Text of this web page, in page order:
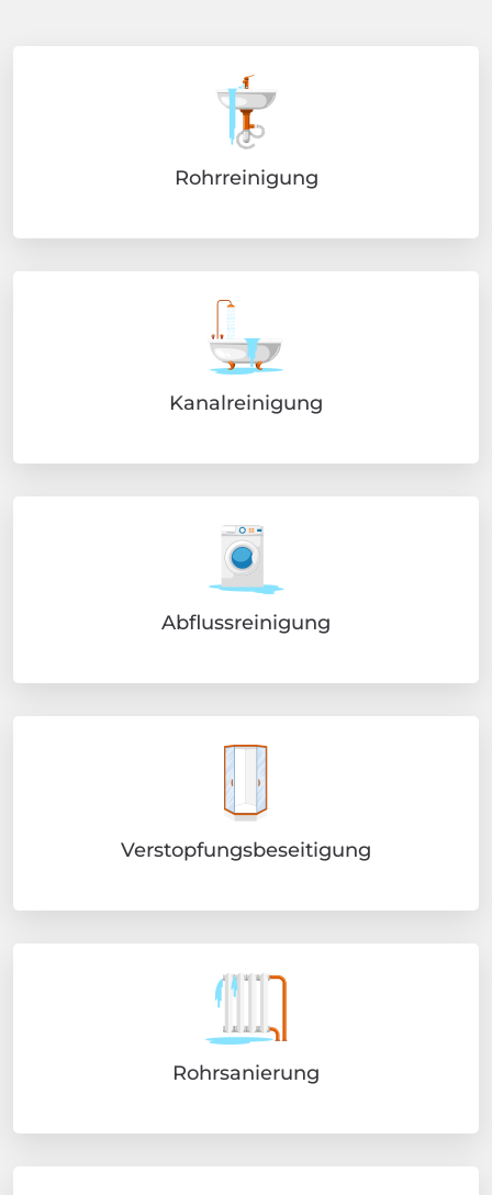
Rohrreinigung
Kanalreinigung
Abflussreinigung
Verstopfungsbeseitigung
Rohrsanierung